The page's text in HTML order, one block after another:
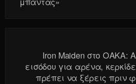
Iron Maiden στο ΟΑΚΑ:
εισόδου για αρένα,
πρέπει να ξέρεις πριν